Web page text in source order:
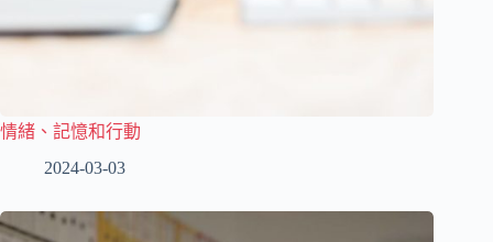
情緒、記憶和行動
2024-03-03